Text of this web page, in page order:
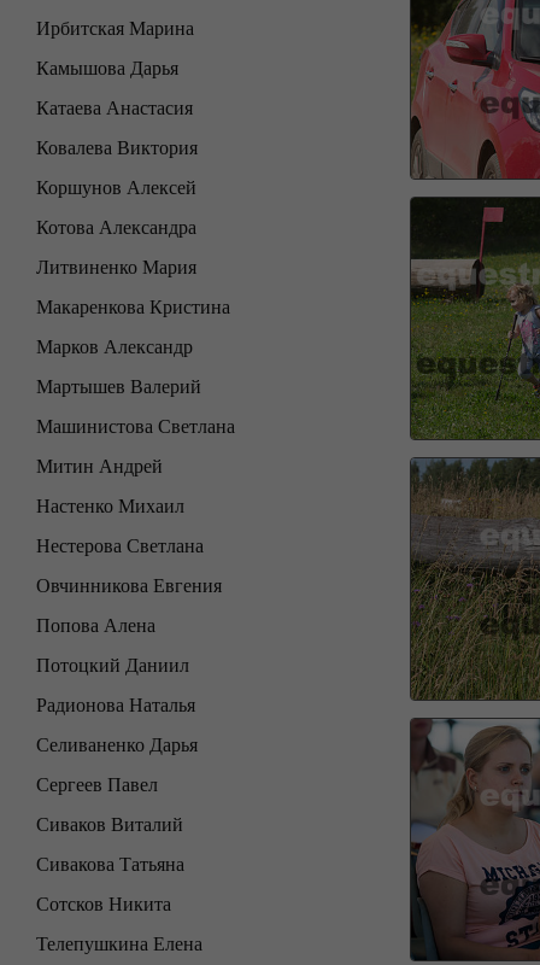
Ирбитская Марина
Камышова Дарья
Катаева Анастасия
Ковалева Виктория
Коршунов Алексей
Котова Александра
Литвиненко Мария
Макаренкова Кристина
Марков Александр
Мартышев Валерий
Машинистова Светлана
Митин Андрей
Настенко Михаил
Нестерова Светлана
Овчинникова Евгения
Попова Алена
Потоцкий Даниил
Радионова Наталья
Селиваненко Дарья
Сергеев Павел
Сиваков Виталий
Сивакова Татьяна
Сотсков Никита
Телепушкина Елена